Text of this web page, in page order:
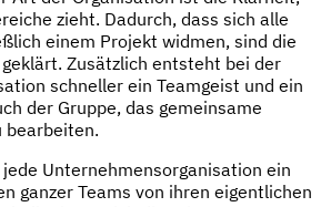
zieht. Dadurch, dass sich alle
einem Projekt widmen, sind die
Zusätzlich entsteht bei der
schneller ein Teamgeist und ein
der Gruppe, das gemeinsame
bearbeiten.
Unternehmensorganisation ein
ganzer Teams von ihren eigentlichen